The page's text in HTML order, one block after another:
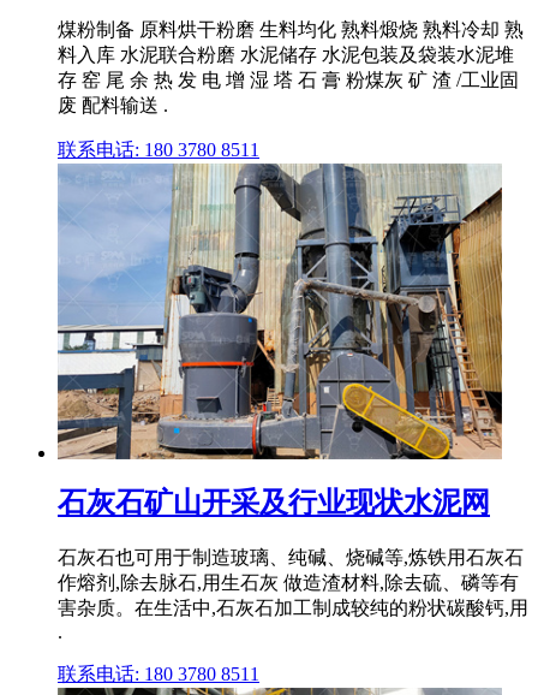
煤粉制备 原料烘干粉磨 生料均化 熟料煅烧 熟料冷却 熟
料入库 水泥联合粉磨 水泥储存 水泥包装及袋装水泥堆
存 窑 尾 余 热 发 电 增 湿 塔 石 膏 粉煤灰 矿 渣 /工业固
废 配料输送 .
联系电话: 180 3780 8511
石灰石矿山开采及行业现状水泥网
石灰石也可用于制造玻璃、纯碱、烧碱等,炼铁用石灰石
作熔剂,除去脉石,用生石灰 做造渣材料,除去硫、磷等有
害杂质。在生活中,石灰石加工制成较纯的粉状碳酸钙,用
.
联系电话: 180 3780 8511